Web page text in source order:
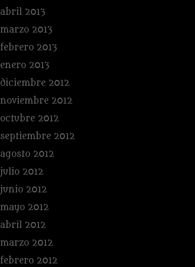
abril 2013
marzo 2013
febrero 2013
enero 2013
diciembre 2012
noviembre 2012
octubre 2012
septiembre 2012
agosto 2012
julio 2012
junio 2012
mayo 2012
abril 2012
marzo 2012
febrero 2012